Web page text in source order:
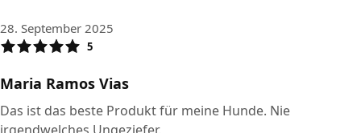
28. September 2025
5
Maria Ramos Vias
Das ist das beste Produkt für meine Hunde. Nie